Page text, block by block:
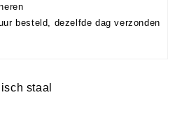
besteld, dezelfde dag verzonden
staal